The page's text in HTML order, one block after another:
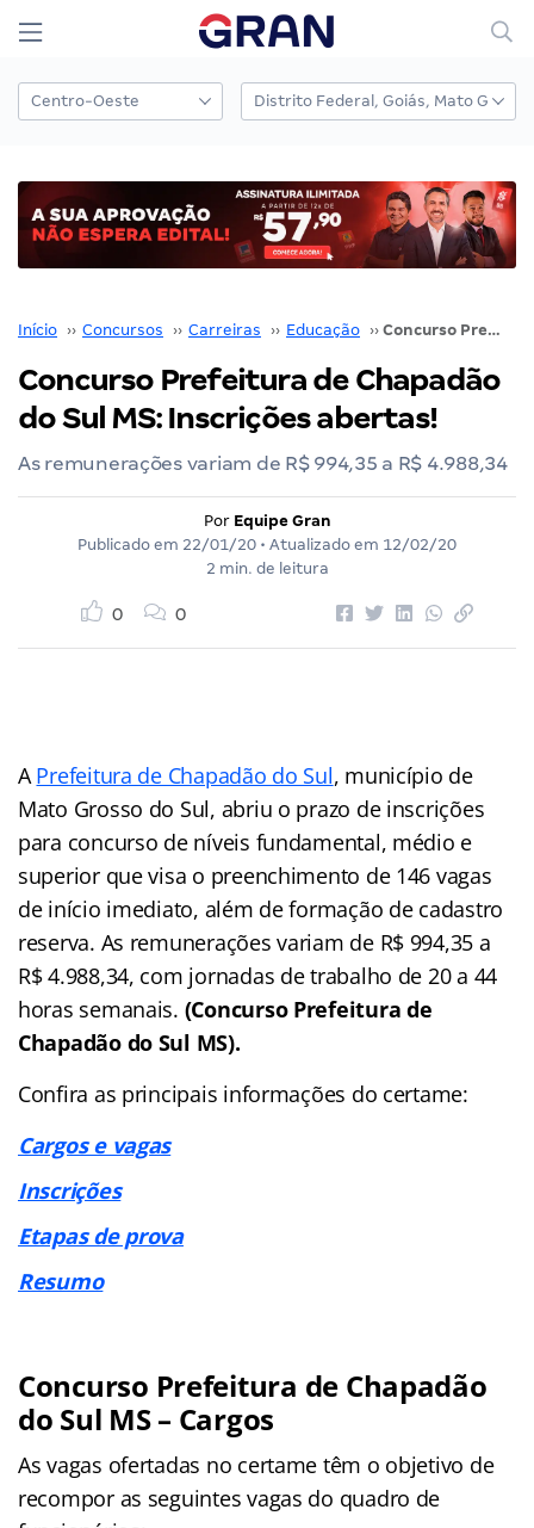
Início ›› Concursos ›› Carreiras ›› Educação ›› Concurso Prefeitura de Chapadão do Sul MS: Inscrições abertas!
Concurso Prefeitura de Chapadão
do Sul MS: Inscrições abertas!
As remunerações variam de R$ 994,35 a R$ 4.988,34
Por Equipe Gran
Publicado em 22/01/20 • Atualizado em 12/02/20
2 min. de leitura
0 0
APrefeitura de Chapadão do Sul, município de
Mato Grosso do Sul, abriu o prazo de inscrições
para concurso de níveis fundamental, médio e
superior que visa o preenchimento de 146 vagas
de início imediato, além de formação de cadastro
reserva. As remunerações variam de R$ 994,35 a
R$ 4.988,34, com jornadas de trabalho de 20 a 44
horas semanais. (Concurso Prefeitura de
Chapadão do Sul MS).
Confira as principais informações do certame:
Cargos e vagas
Inscrições
Etapas de prova
Resumo
Concurso Prefeitura de Chapadão
do Sul MS – Cargos
As vagas ofertadas no certame têm o objetivo de
recompor as seguintes vagas do quadro de